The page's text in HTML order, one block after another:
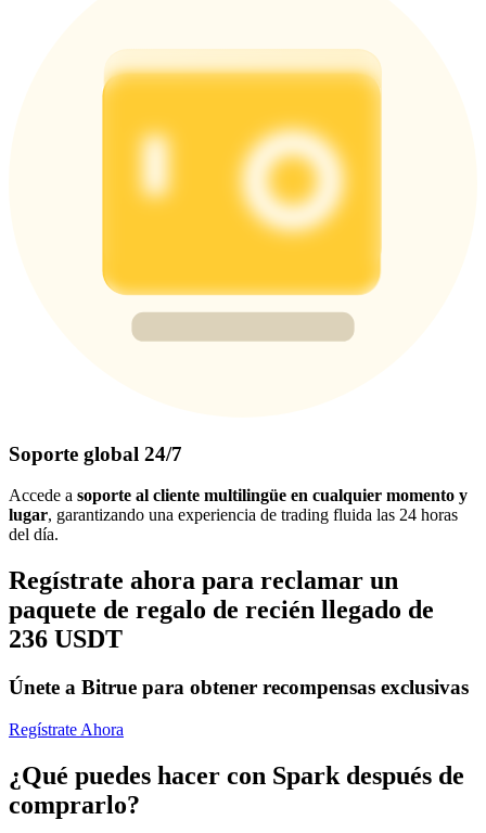
Soporte global 24/7
Accede a soporte al cliente multilingüe en cualquier momento y
lugar, garantizando una experiencia de trading fluida las 24 horas
del día.
Regístrate ahora para reclamar un
paquete de regalo de recién llegado de
236 USDT
Únete a Bitrue para obtener recompensas exclusivas
Regístrate Ahora
¿Qué puedes hacer con Spark después de
comprarlo?